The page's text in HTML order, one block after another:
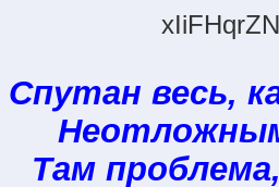
Спутан весь,
Там